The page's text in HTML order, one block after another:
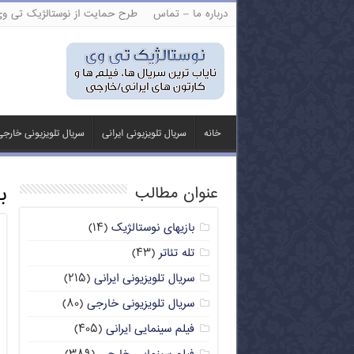
درباره ما – تماس طرح حمایت از نوستالژیک تی
خانه سریال تلویزیونی ایرانی سریال تلویزیونی
عنوان مطالب
بازیهای نوستالژیک (۱۴)
تله تئاتر(۴۳)
سریال تلویزیونی ایرانی (۲۱۵)
سریال تلویزیونی خارجی (۸۰)
فیلم سینمایی ایرانی (۴۰۵)